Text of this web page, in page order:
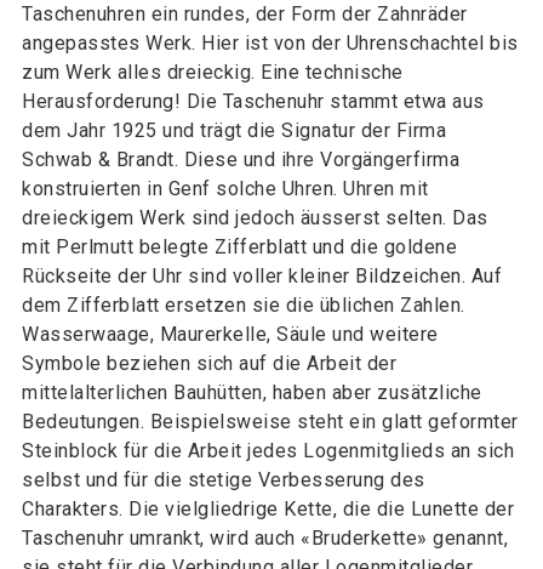
Taschenuhren ein rundes, der Form der Zahnräder
angepasstes Werk. Hier ist von der Uhrenschachtel bis
zum Werk alles dreieckig. Eine technische
Herausforderung! Die Taschenuhr stammt etwa aus
dem Jahr 1925 und trägt die Signatur der Firma
Schwab & Brandt. Diese und ihre Vorgängerfirma
konstruierten in Genf solche Uhren. Uhren mit
dreieckigem Werk sind jedoch äusserst selten. Das
mit Perlmutt belegte Zifferblatt und die goldene
Rückseite der Uhr sind voller kleiner Bildzeichen. Auf
dem Zifferblatt ersetzen sie die üblichen Zahlen.
Wasserwaage, Maurerkelle, Säule und weitere
Symbole beziehen sich auf die Arbeit der
mittelalterlichen Bauhütten, haben aber zusätzliche
Bedeutungen. Beispielsweise steht ein glatt geformter
Steinblock für die Arbeit jedes Logenmitglieds an sich
selbst und für die stetige Verbesserung des
Charakters. Die vielgliedrige Kette, die die Lunette der
Taschenuhr umrankt, wird auch «Bruderkette» genannt,